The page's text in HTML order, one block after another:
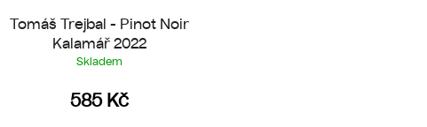
Tomáš Trejbal - Pinot Noir
Kalamář 2022
Skladem
585 Kč